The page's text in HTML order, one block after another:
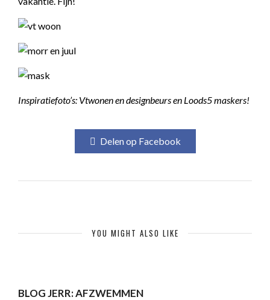
Inspiratiefoto’s: Vtwonen en designbeurs en Loods5 maskers!
Delen op Facebook
YOU MIGHT ALSO LIKE
BLOG JERR: AFZWEMMEN